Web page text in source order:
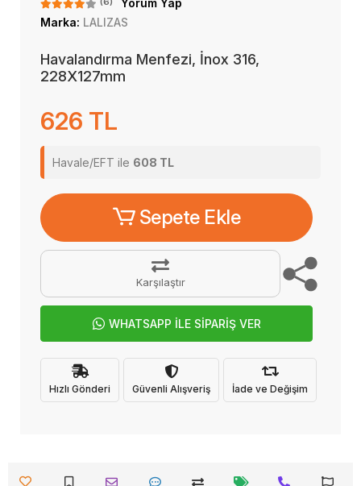
Yorum Yap
Marka: LALIZAS
Havalandırma Menfezi, İnox 316,
228X127mm
626 TL
Havale/EFT ile 608 TL
Sepete Ekle
Karşılaştır
WHATSAPP İLE SİPARİŞ VER
Hızlı Gönderi Güvenli Alışveriş İade ve Değişim